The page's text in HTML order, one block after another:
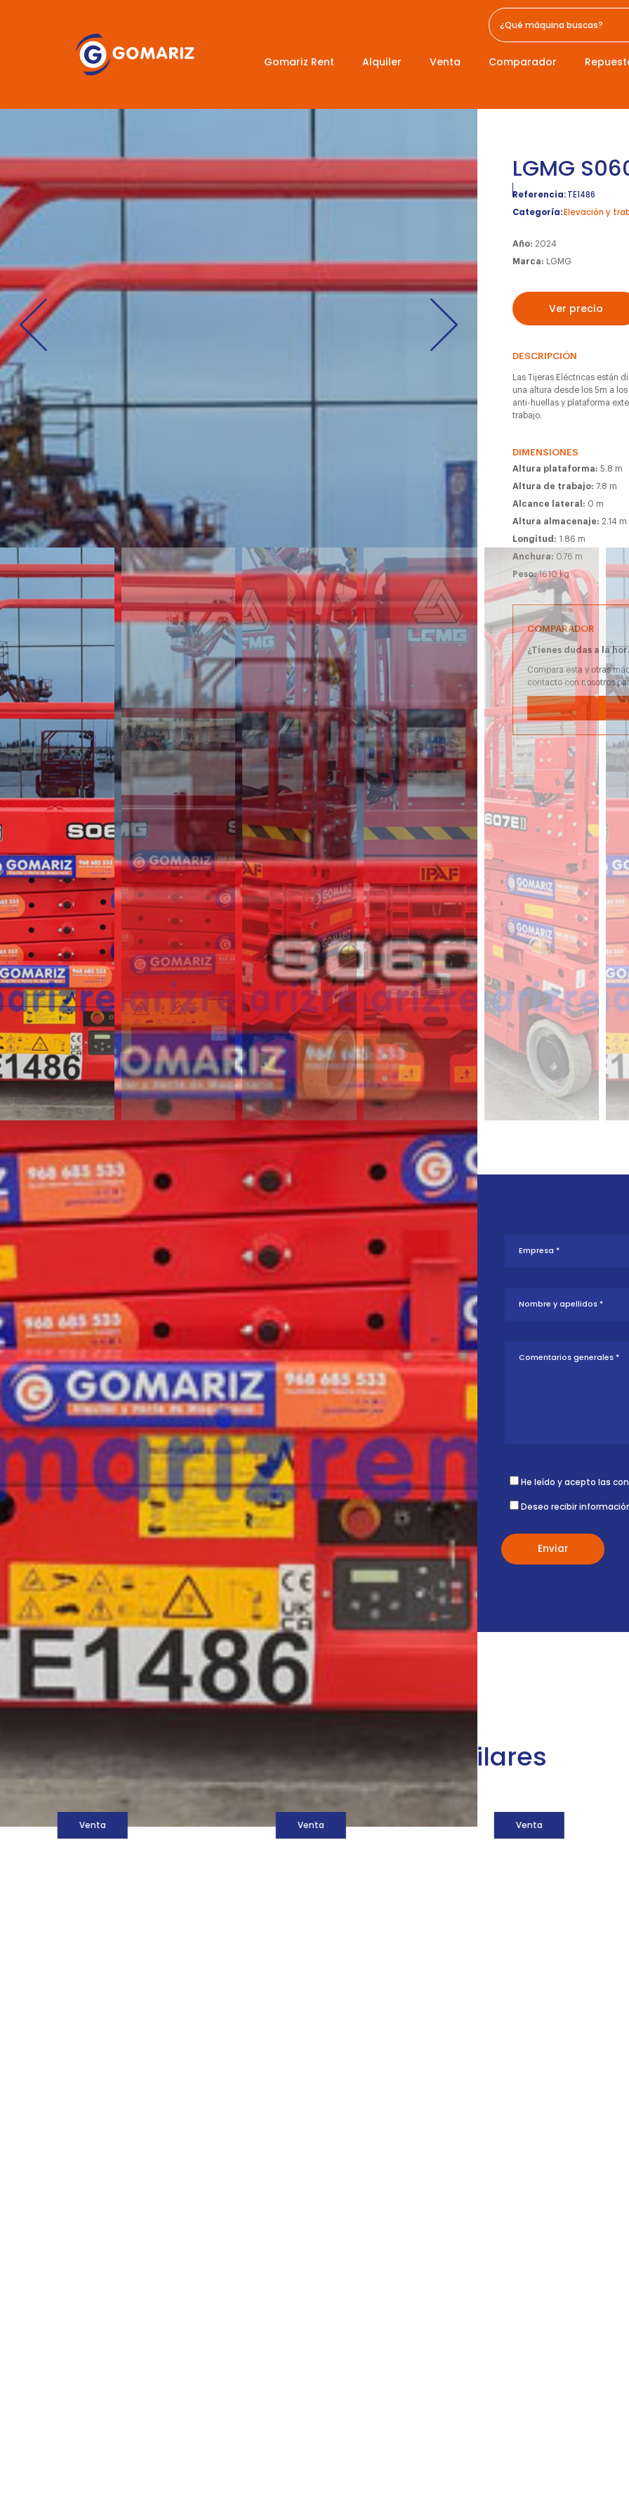
Gomariz Rent Alquiler Venta Comparador
LGMG
Referencia:TE1486
Categoría:Elevación y
Año:2024
Marca: LGMG
Ver precio
DESCRIPCIÓN
Las Tijeras Eléctricas están
una altura desde los 5m a
anti-huellas y plataforma
trabajo.
DIMENSIONES
Altura plataforma:5.8 m
Altura de trabajo: 7.8 m
Alcance lateral: 0 m
Altura almacenaje:2.14 m
Longitud: 1.86 m
Anchura: 0.76 m
Peso:1610 kg
COMPARADOR
¿Tienes dudas a la
Compara esta y otras
contacto con nosotros
¿Te interesa
esta máquina?
Rellena este formulario y recibiremos tu solicitud sobre esta
máquina para ponernos en contacto directo contigo.
LGMG S0607EII
He leído y acepto las
Deseo recibir
Máquinas similares
Venta Venta Venta